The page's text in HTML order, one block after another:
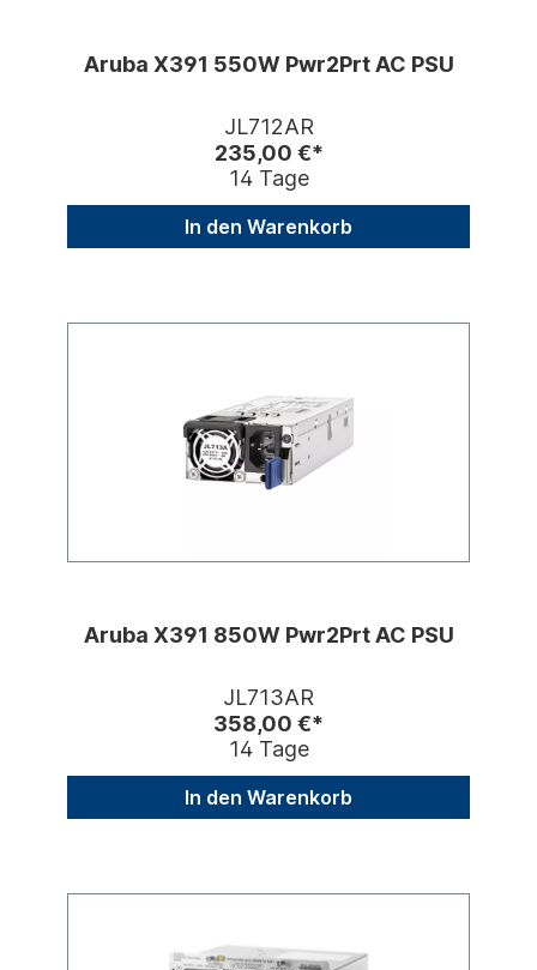
Aruba X391 550W Pwr2Prt AC PSU
JL712AR
235,00 €*
14 Tage
In den Warenkorb
Aruba X391 850W Pwr2Prt AC PSU
JL713AR
358,00 €*
14 Tage
In den Warenkorb